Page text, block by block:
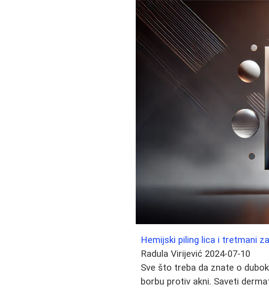
Hemijski piling lica i tretmani
Radula Virijević 2024-07-10
Sve što treba da znate o
borbu protiv akni. Saveti